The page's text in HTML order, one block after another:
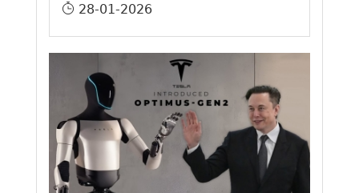
28-01-2026